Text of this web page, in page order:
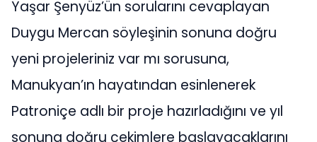
Yaşar Şenyüz’ün sorularını cevaplayan
Duygu Mercan söyleşinin sonuna doğru
yeni projeleriniz var mı sorusuna,
Manukyan’ın hayatından esinlenerek
Patroniçe adlı bir proje hazırladığını ve yıl
sonuna doğru çekimlere başlayacaklarını